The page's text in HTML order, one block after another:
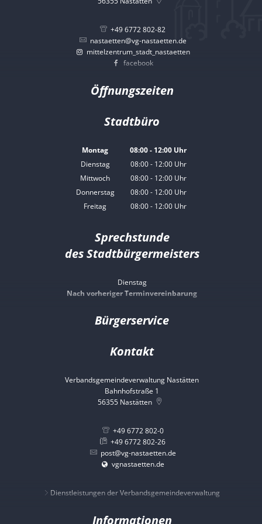
+49 6772 802-82
nastaetten@vg-nastaetten.de
mittelzentrum_stadt_nastaetten
facebook
Öffnungszeiten
Stadtbüro
Montag 08:00- 12:00 Uhr
Von 08:00 bis 12:00 Uhr
Dienstag 08:00- 12:00Uhr
Von 08:00 bis 12:00 Uhr
Mittwoch 08:00- 12:00Uhr
Von 08:00 bis 12:00 Uhr
Donnerstag 08:00- 12:00Uhr
Von 08:00 bis 12:00 Uhr
Freitag 08:00- 12:00Uhr
Sprechstunde
des Stadtbürgermeisters
Dienstag
Nach vorheriger Terminvereinbarung
Bürgerservice
Kontakt
Verbandsgemeindeverwaltung Nastätten
Bahnhofstraße 1
56355 Nastätten
+49 6772 802-0
+49 6772 802-26
post@vg-nastaetten.de
vgnastaetten.de
Dienstleistungen der Verbandsgemeindeverwaltung
Informationen